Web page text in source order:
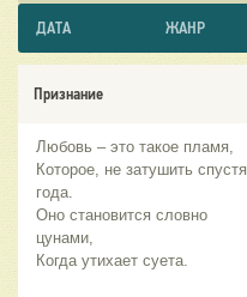
ДАТА ЖАНР
Признание
Любовь – это такое пламя,
Которое, не затушить спустя
года.
Оно становится словно
цунами,
Когда утихает суета.